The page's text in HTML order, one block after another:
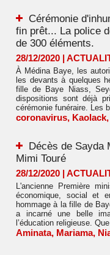
Cérémonie
fin prêt... La police
de 300 éléments.
28/12/2020 |
À Médina Baye, les
les devants à quelques
fille de Baye Niass,
dispositions sont déjà
cérémonie funéraire. Les
coronavirus, Kaolack,
Décès de Sayda
Mimi Touré
28/12/2020 |
L'ancienne Première
économique, social et
hommage à la fille de
a incarné une belle
l’éducation religieuse.
Aminata, Mariama,